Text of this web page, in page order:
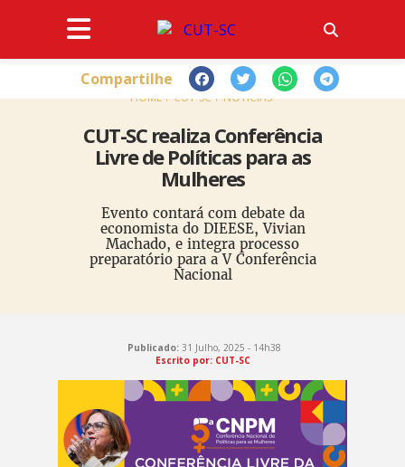
HOME CUT-SC NOTÍCIAS
CUT-SC realiza Conferência
Livre de Políticas para as
Mulheres
Evento contará com debate da
economista do DIEESE, Vivian
Machado, e integra processo
preparatório para a V Conferência
Nacional
Compartilhe
Publicado:31 Julho, 2025 - 14h38
Escrito por: CUT-SC